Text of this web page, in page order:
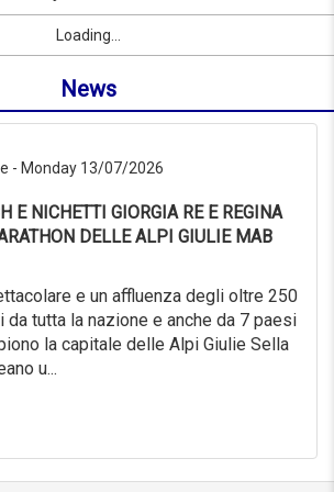
City link
Loading...
News
- Monday 13/07/2026
E NICHETTI GIORGIA RE E REGINA
DELLE ALPI GIULIE MAB
e un affluenza degli oltre 250
tutta la nazione e anche da 7 paesi
la capitale delle Alpi Giulie Sella
u...